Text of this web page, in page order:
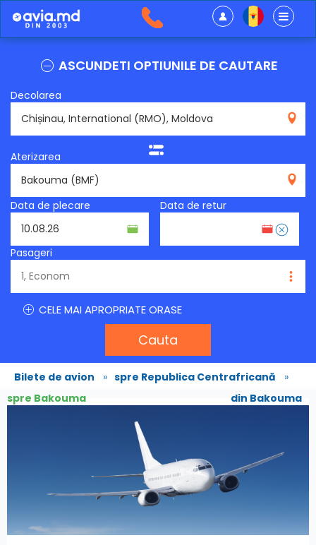
ASCUNDETI OPTIUNILE DE CAUTARE
Decolarea
Aterizarea
Data de plecare
Data de retur
Pasageri
CELE MAI APROPRIATE ORASE
Cauta
Bilete de avion » spre Republica Centrafricană »
spre Bakouma
din Bakouma